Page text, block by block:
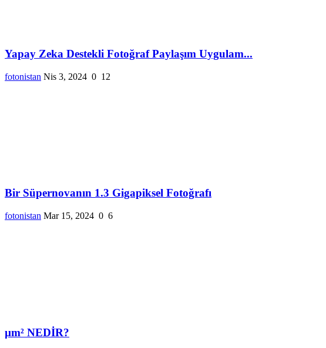
Yapay Zeka Destekli Fotoğraf Paylaşım Uygulam...
fotonistan Nis 3, 2024 0 12
Bir Süpernovanın 1.3 Gigapiksel Fotoğrafı
fotonistan Mar 15, 2024 0 6
µm² NEDİR?